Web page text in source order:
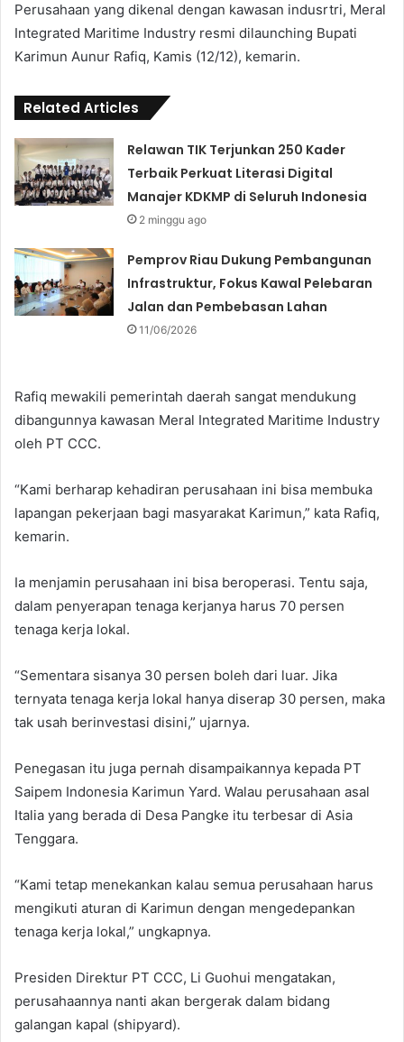
Perusahaan yang dikenal dengan kawasan indusrtri, Meral
Integrated Maritime Industry resmi dilaunching Bupati
Karimun Aunur Rafiq, Kamis (12/12), kemarin.
Related Articles
Relawan TIK Terjunkan 250 Kader
Terbaik Perkuat Literasi Digital
Manajer KDKMP di Seluruh Indonesia
2 minggu ago
Pemprov Riau Dukung Pembangunan
Infrastruktur, Fokus Kawal Pelebaran
Jalan dan Pembebasan Lahan
11/06/2026
Rafiq mewakili pemerintah daerah sangat mendukung
dibangunnya kawasan Meral Integrated Maritime Industry
oleh PT CCC.
“Kami berharap kehadiran perusahaan ini bisa membuka
lapangan pekerjaan bagi masyarakat Karimun,” kata Rafiq,
kemarin.
Ia menjamin perusahaan ini bisa beroperasi. Tentu saja,
dalam penyerapan tenaga kerjanya harus 70 persen
tenaga kerja lokal.
“Sementara sisanya 30 persen boleh dari luar. Jika
ternyata tenaga kerja lokal hanya diserap 30 persen, maka
tak usah berinvestasi disini,” ujarnya.
Penegasan itu juga pernah disampaikannya kepada PT
Saipem Indonesia Karimun Yard. Walau perusahaan asal
Italia yang berada di Desa Pangke itu terbesar di Asia
Tenggara.
“Kami tetap menekankan kalau semua perusahaan harus
mengikuti aturan di Karimun dengan mengedepankan
tenaga kerja lokal,” ungkapnya.
Presiden Direktur PT CCC, Li Guohui mengatakan,
perusahaannya nanti akan bergerak dalam bidang
galangan kapal (shipyard).